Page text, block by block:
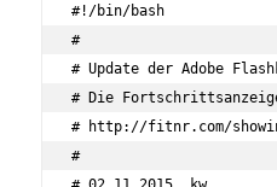
#!/bin/bash
#
# Update der Adobe
# Die
# http://fitnr.com/
#